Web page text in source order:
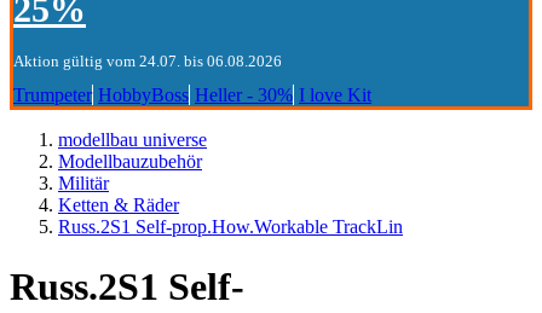
25%
Aktion gültig vom 24.07. bis 06.08.2026
Trumpeter HobbyBoss Heller - 30% I love Kit
modellbau universe
Modellbauzubehör
Militär
Ketten & Räder
Russ.2S1 Self-prop.How.Workable TrackLin
Russ.2S1 Self-